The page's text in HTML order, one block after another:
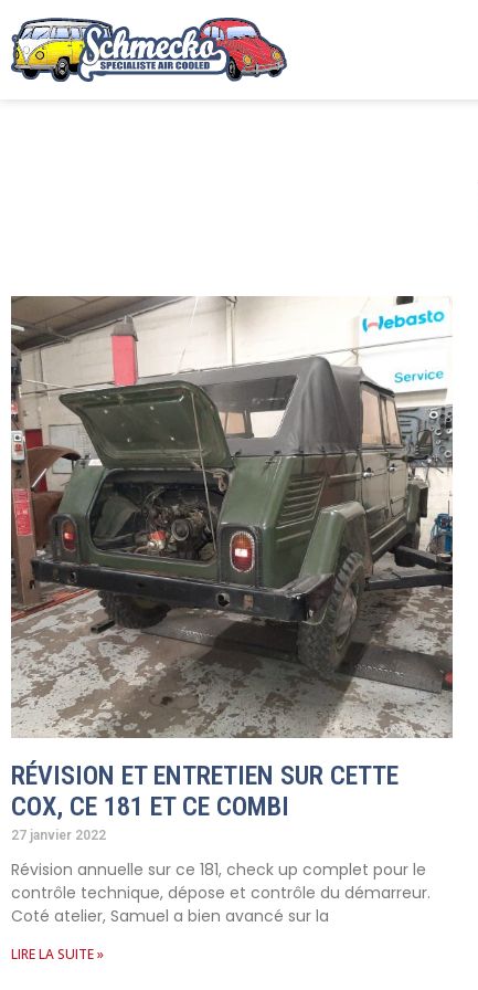
RÉVISION ET ENTRETIEN SUR CETTE
COX, CE 181 ET CE COMBI
27 janvier 2022
Révision annuelle sur ce 181, check up complet pour le
contrôle technique, dépose et contrôle du démarreur.
Coté atelier, Samuel a bien avancé sur la
LIRE LA SUITE »